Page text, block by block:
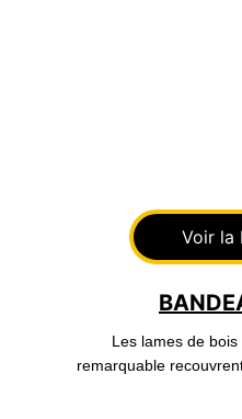
Les lames de bois
remarquable
Voir la